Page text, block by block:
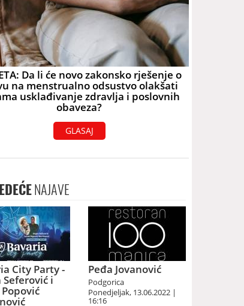
Da li će novo zakonsko rješenje o
na menstrualno odsustvo olakšati
usklađivanje zdravlja i poslovnih
obaveza?
GLASAJ
NAJAVE
City Party -
Seferović i
Peđa Jovanović
Podgorica
Ponedjeljak, 13.06.2022 |
16:16